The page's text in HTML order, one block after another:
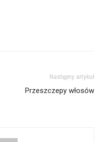
Następny artykuł
Przeszczepy włosów